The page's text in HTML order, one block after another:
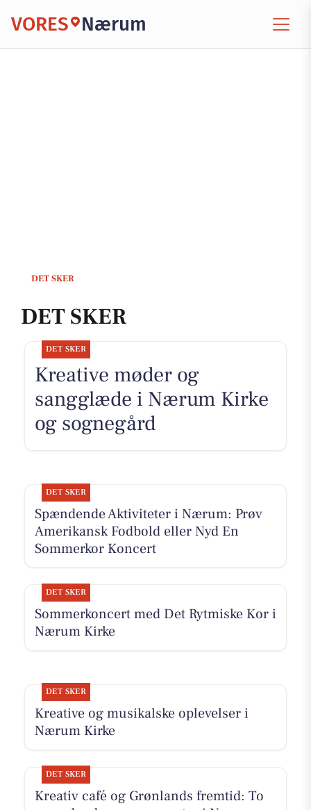
VORES Nærum
DET SKER
DET SKER
DET SKER
Kreative møder og
sangglæde i Nærum Kirke
og sognegård
DET SKER
Spændende Aktiviteter i Nærum: Prøv
Amerikansk Fodbold eller Nyd En
Sommerkor Koncert
DET SKER
Sommerkoncert med Det Rytmiske Kor i
Nærum Kirke
DET SKER
Kreative og musikalske oplevelser i
Nærum Kirke
DET SKER
Kreativ café og Grønlands fremtid: To